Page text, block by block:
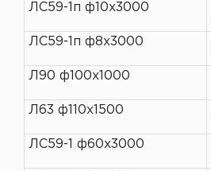
ЛС59-1п ф10х3000
ЛС59-1п ф8х3000
Л90 ф100х1000
Л63 ф110х1500
ЛС59-1 ф60х3000